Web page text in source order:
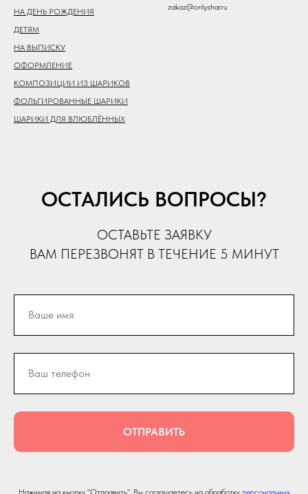
НА ДЕНЬ РОЖДЕНИЯ
ДЕТЯМ
НА ВЫПИСКУ
ОФОРМЛЕНИЕ
КОМПОЗИЦИИ ИЗ ШАРИКОВ
ФОЛЬГИРОВАННЫЕ ШАРИКИ
ШАРИКИ ДЛЯ ВЛЮБЛЁННЫХ
zakaz@onlyshar.ru
ОСТАЛИСЬ ВОПРОСЫ?
ОСТАВЬТЕ ЗАЯВКУ
ВАМ ПЕРЕЗВОНЯТ В ТЕЧЕНИЕ 5 МИНУТ
ОТПРАВИТЬ